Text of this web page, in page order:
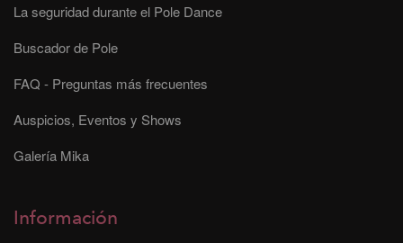
La seguridad durante el Pole Dance
Buscador de Pole
FAQ - Preguntas más frecuentes
Auspicios, Eventos y Shows
Galería Mika
Información